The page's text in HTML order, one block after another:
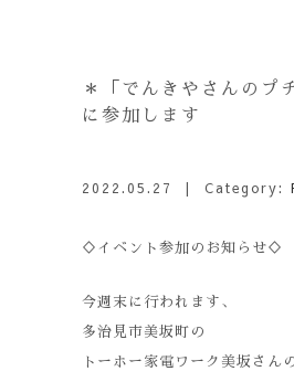
＊「でんきやさんのプ
に参加します
2022.05.27 | Category:
♢イベント参加のお知らせ♢
今週末に行われます、
多治見市美坂町の
トーホー家電ワーク美坂さん